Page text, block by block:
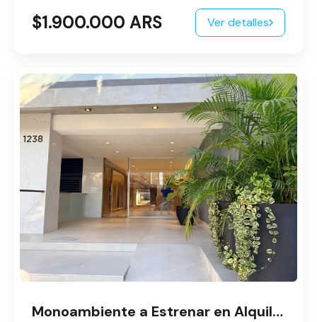
$1.900.000 ARS Ver detalles
Monoambiente a Estrenar en Alquiler